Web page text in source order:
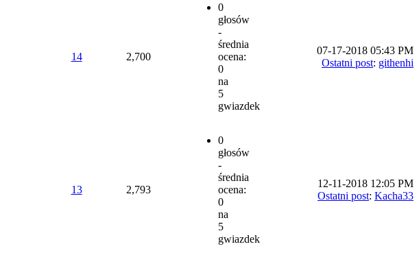
14 2,700
0
głosów
-
średnia
ocena:
0
na
5
gwiazdek
07-17-2018 05:43 PM
Ostatni post: githenhi
13 2,793
0
głosów
-
średnia
ocena:
0
na
5
gwiazdek
12-11-2018 12:05 PM
Ostatni post: Kacha33